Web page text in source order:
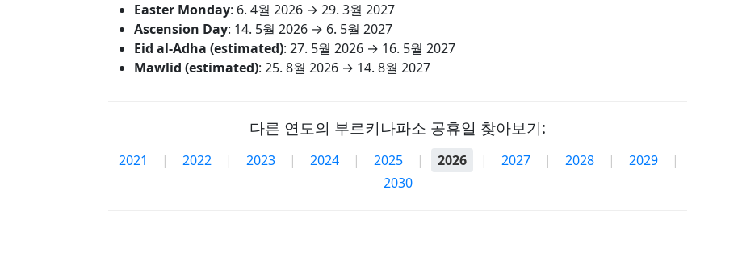
Easter Monday: 6. 4월 2026 → 29. 3월 2027
Ascension Day: 14. 5월 2026 → 6. 5월 2027
Eid al-Adha (estimated): 27. 5월 2026 → 16. 5월 2027
Mawlid (estimated): 25. 8월 2026 → 14. 8월 2027
다른 연도의 부르키나파소 공휴일 찾아보기:
2021 | 2022 | 2023 | 2024 | 2025 | 2026 | 2027 | 2028 | 2029
|
2030